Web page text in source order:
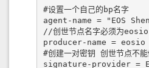
#设置一个自己的bp名字
agent-name = "EOS
//创世节点名字必须为eosio
producer-name = eosio
#创建一对密钥 创世节点不能
signature-provider =